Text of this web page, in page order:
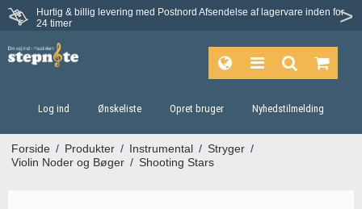
Hurtig & billig levering med Postnord Afsendelse af lagervare inden for
24 timer
Fortrydelsesret på 30 dage
Log ind Ønskeliste Opret bruger Nyhedstilmelding
Forside / Produkter / Instrumental / Stryger /
Violin Noder og Bøger / Shooting Stars